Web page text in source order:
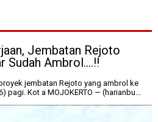
Jembatan Rejoto
Sudah Ambrol....!!
jembatan Rejoto yang ambrol ke
pagi. Kot a MOJOKERTO — (harianbu...